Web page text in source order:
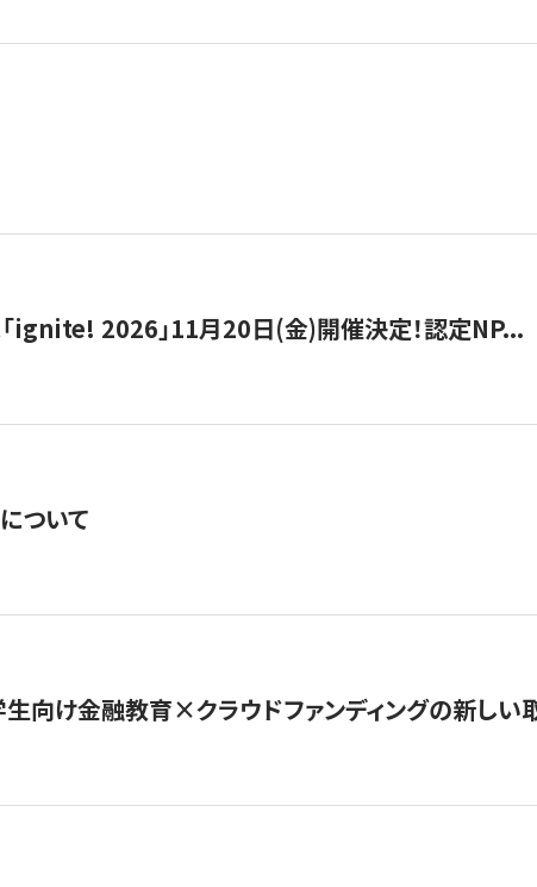
ignite! 2026」11月20日(金)開催決定！認定NP...
ついて
向け金融教育×クラウドファンディングの新しい